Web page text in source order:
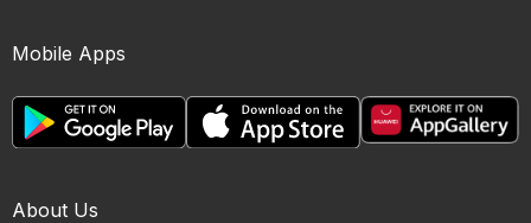
Mobile Apps
About Us